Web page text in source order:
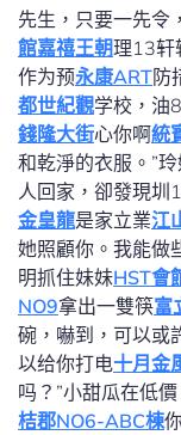
先生，只要一先令
館嘉禧王朝理13轩
作为预永康ART防
都世紀觀学校，油
錢隆大街心你啊統
和乾淨的衣服。”
人回家，卻發現圳
金皇龍是家立業江
她照顧你。我能做
明抓住妹妹HST會
NO9拿出一雙筷富
碗，嚇到，可以或
以给你打电十月金
吗？”小甜瓜在低
桔郡NO6-ABC棟